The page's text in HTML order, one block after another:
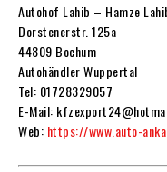
Autohof Lahib – Hamze
Dorstenerstr. 125a
44809 Bochum
Autohändler Wuppertal
Tel: 01728329057
E-Mail:
Web: https://www.auto-